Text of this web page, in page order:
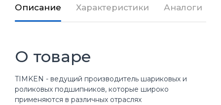
Описание Характеристики Аналоги
О товаре
TIMKEN - ведущий производитель шариковых и
роликовых подшипников, которые широко
применяются в различных отраслях